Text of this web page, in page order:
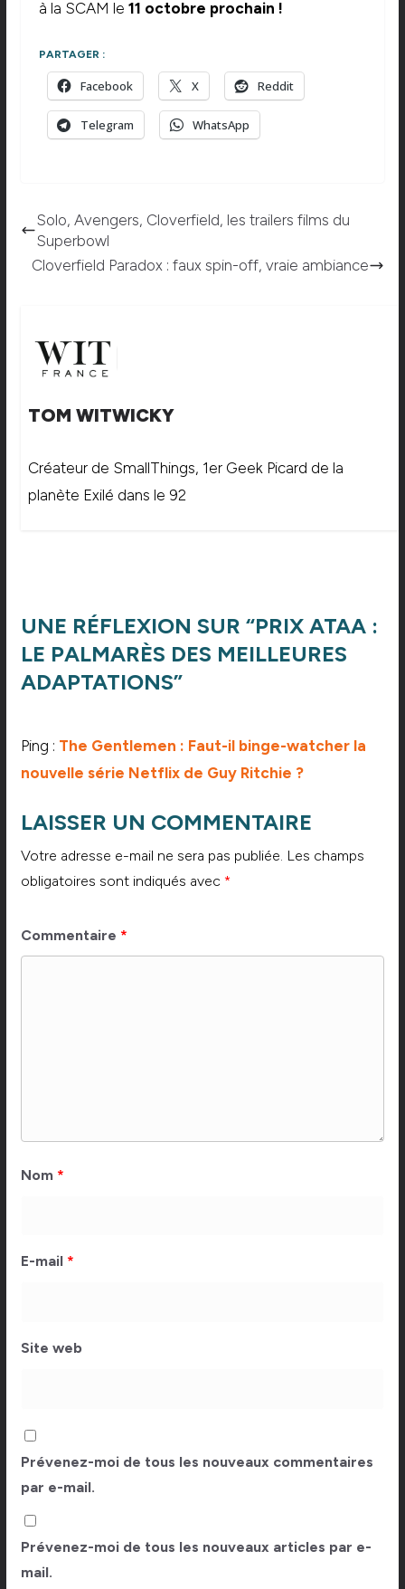
à la SCAM le 11 octobre prochain !
PARTAGER :
Facebook X Reddit
Telegram WhatsApp
Solo, Avengers, Cloverfield, les trailers films du
Superbowl
Cloverfield Paradox : faux spin-off, vraie ambiance
TOM WITWICKY
Créateur de SmallThings, 1er Geek Picard de la
planète Exilé dans le 92
UNE RÉFLEXION SUR “PRIX ATAA :
LE PALMARÈS DES MEILLEURES
ADAPTATIONS”
Ping : The Gentlemen : Faut-il binge-watcher la
nouvelle série Netflix de Guy Ritchie ?
LAISSER UN COMMENTAIRE
Votre adresse e-mail ne sera pas publiée. Les champs
obligatoires sont indiqués avec *
Commentaire *
Nom *
E-mail *
Site web
Prévenez-moi de tous les nouveaux commentaires
par e-mail.
Prévenez-moi de tous les nouveaux articles par e-
mail.